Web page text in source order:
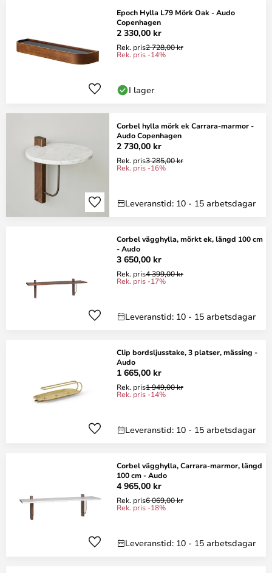
Epoch Hylla L79 Mörk Oak - Audo
Copenhagen
2 330,00 kr
Rek. pris2 728,00 kr
Rek. pris -14%
I lager
Corbel hylla mörk ek Carrara-marmor -
Audo Copenhagen
2 730,00 kr
Rek. pris3 285,00 kr
Rek. pris -16%
Leveranstid: 10 - 15 arbetsdagar
Corbel vägghylla, mörkt ek, längd 100 cm
- Audo
3 650,00 kr
Rek. pris4 399,00 kr
Rek. pris -17%
Leveranstid: 10 - 15 arbetsdagar
Clip bordsljusstake, 3 platser, mässing -
Audo
1 665,00 kr
Rek. pris1 949,00 kr
Rek. pris -14%
Leveranstid: 10 - 15 arbetsdagar
Corbel vägghylla, Carrara-marmor, längd
100 cm - Audo
4 965,00 kr
Rek. pris6 069,00 kr
Rek. pris -18%
Leveranstid: 10 - 15 arbetsdagar